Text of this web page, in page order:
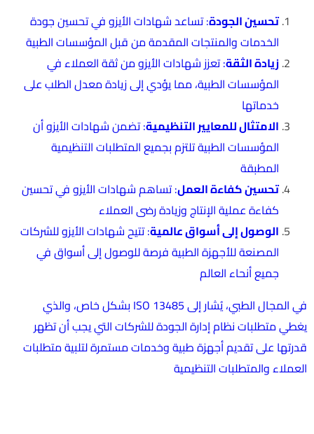
تحسين الجودة: تساعد شهادات الأيزو في تحسين جودة
الخدمات والمنتجات المقدمة من قبل المؤسسات الطبية
زيادة الثقة: تعزز شهادات الأيزو من ثقة العملاء في
المؤسسات الطبية، مما يؤدي إلى زيادة معدل الطلب على
خدماتها
الامتثال للمعايير التنظيمية: تضمن شهادات الأيزو أن
المؤسسات الطبية تلتزم بجميع المتطلبات التنظيمية
المطبقة
تحسين كفاءة العمل: تساهم شهادات الأيزو في تحسين
كفاءة عملية الإنتاج وزيادة رضى العملاء
الوصول إلى أسواق عالمية: تتيح شهادات الأيزو للشركات
المصنعة للأجهزة الطبية فرصة للوصول إلى أسواق في
جميع أنحاء العالم
في المجال الطبي، يُشار إلى ISO 13485 بشكل خاص، والذي
يغطي متطلبات نظام إدارة الجودة للشركات التي يجب أن تظهر
قدرتها على تقديم أجهزة طبية وخدمات مستمرة لتلبية متطلبات
العملاء والمتطلبات التنظيمية